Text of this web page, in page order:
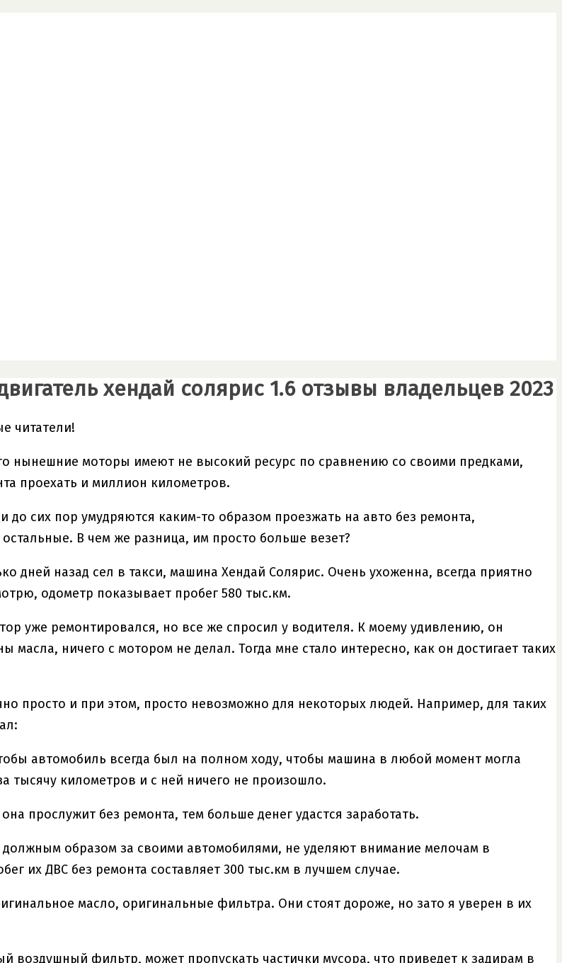
хендай солярис 1.6 отзывы владельцев 2023
читатели!
нынешние моторы имеют не высокий ресурс по сравнению со своими предками,
проехать и миллион километров.
до сих пор умудряются каким-то образом проезжать на авто без ремонта,
В чем же разница, им просто больше везет?
дней назад сел в такси, машина Хендай Солярис. Очень ухоженна, всегда приятно
одометр показывает пробег 580 тыс.км.
уже ремонтировался, но все же спросил у водителя. К моему удивлению, он
масла, ничего с мотором не делал. Тогда мне стало интересно, как он достигает таких
просто и при этом, просто невозможно для некоторых людей. Например, для таких
автомобиль всегда был на полном ходу, чтобы машина в любой момент могла
тысячу километров и с ней ничего не произошло.
прослужит без ремонта, тем больше денег удастся заработать.
образом за своими автомобилями, не уделяют внимание мелочам в
их ДВС без ремонта составляет 300 тыс.км в лучшем случае.
масло, оригинальные фильтра. Они стоят дороже, но зато я уверен в их
воздушный фильтр, может пропускать частички мусора, что приведет к задирам в